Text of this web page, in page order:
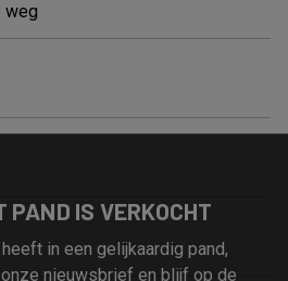
PAND IS VERKOCHT
in een gelijkaardig pand,
nieuwsbrief en blijf op de
weg